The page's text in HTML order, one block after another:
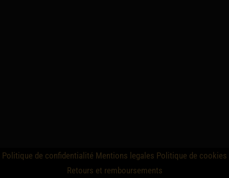
Politique de confidentialité Mentions legales Politique de cookies
Retours et remboursements